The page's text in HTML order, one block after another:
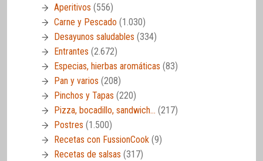
Aperitivos (556)
Carne y Pescado (1.030)
Desayunos saludables (334)
Entrantes (2.672)
Especias, hierbas aromáticas (83)
Pan y varios (208)
Pinchos y Tapas (220)
Pizza, bocadillo, sandwich… (217)
Postres (1.500)
Recetas con FussionCook (9)
Recetas de salsas (317)